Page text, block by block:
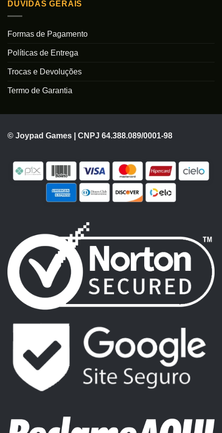
DÚVIDAS GERAIS
Formas de Pagamento
Políticas de Entrega
Trocas e Devoluções
Termo de Garantia
© Joypad Games | CNPJ 64.388.089/0001-98